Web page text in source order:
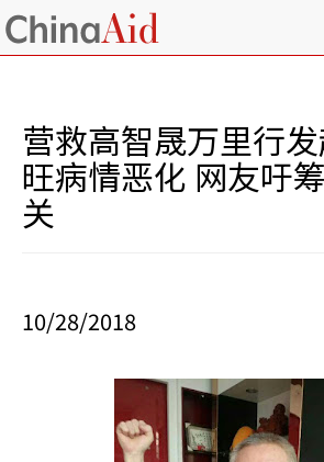
营救高智晟万里行
旺病情恶化 网友吁
关
10/28/2018